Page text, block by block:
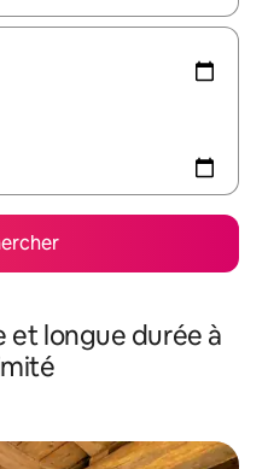
et longue durée à